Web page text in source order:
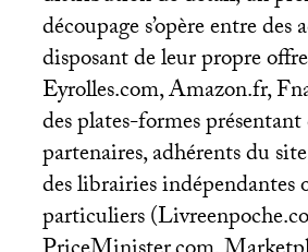
découpage s’opère entre des
disposant de leur propre
Eyrolles.com, Amazon.fr,
des plates-formes
partenaires, adhérents du
des librairies indépendantes
particuliers